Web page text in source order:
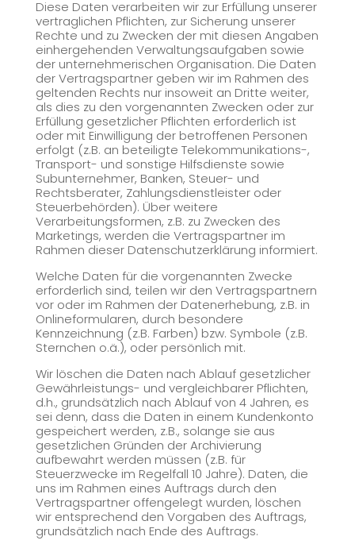
Diese Daten verarbeiten wir zur Erfüllung unserer
vertraglichen Pflichten, zur Sicherung unserer
Rechte und zu Zwecken der mit diesen Angaben
einhergehenden Verwaltungsaufgaben sowie
der unternehmerischen Organisation. Die Daten
der Vertragspartner geben wir im Rahmen des
geltenden Rechts nur insoweit an Dritte weiter,
als dies zu den vorgenannten Zwecken oder zur
Erfüllung gesetzlicher Pflichten erforderlich ist
oder mit Einwilligung der betroffenen Personen
erfolgt (z.B. an beteiligte Telekommunikations-,
Transport- und sonstige Hilfsdienste sowie
Subunternehmer, Banken, Steuer- und
Rechtsberater, Zahlungsdienstleister oder
Steuerbehörden). Über weitere
Verarbeitungsformen, z.B. zu Zwecken des
Marketings, werden die Vertragspartner im
Rahmen dieser Datenschutzerklärung informiert.
Welche Daten für die vorgenannten Zwecke
erforderlich sind, teilen wir den Vertragspartnern
vor oder im Rahmen der Datenerhebung, z.B. in
Onlineformularen, durch besondere
Kennzeichnung (z.B. Farben) bzw. Symbole (z.B.
Sternchen o.ä.), oder persönlich mit.
Wir löschen die Daten nach Ablauf gesetzlicher
Gewährleistungs- und vergleichbarer Pflichten,
d.h., grundsätzlich nach Ablauf von 4 Jahren, es
sei denn, dass die Daten in einem Kundenkonto
gespeichert werden, z.B., solange sie aus
gesetzlichen Gründen der Archivierung
aufbewahrt werden müssen (z.B. für
Steuerzwecke im Regelfall 10 Jahre). Daten, die
uns im Rahmen eines Auftrags durch den
Vertragspartner offengelegt wurden, löschen
wir entsprechend den Vorgaben des Auftrags,
grundsätzlich nach Ende des Auftrags.